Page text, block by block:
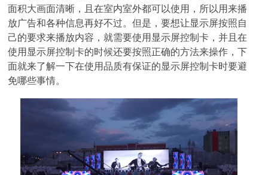
面积大画面清晰，且在室内室外都可以使用，所以用来播
放广告和各种信息再好不过。但是，要想让显示屏按照自
己的要求来播放内容，就需要使用显示屏控制卡，并且在
使用显示屏控制卡的时候还要按照正确的方法来操作，下
面就来了解一下在使用品质有保证的显示屏控制卡时要避
免哪些事情。